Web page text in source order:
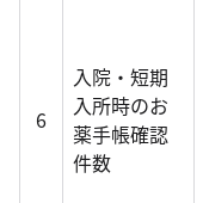
6
入院・短期
入所時のお
薬手帳確認
件数